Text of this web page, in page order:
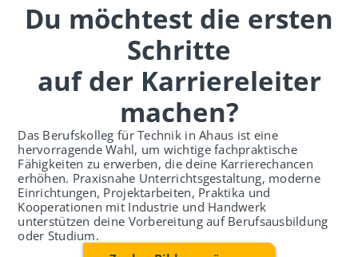
Du möchtest die ersten
Schritte
auf der Karriereleiter
machen?
Das Berufskolleg für Technik in Ahaus ist eine
hervorragende Wahl, um wichtige fachpraktische
Fähigkeiten zu erwerben, die deine Karrierechancen
erhöhen. Praxisnahe Unterrichtsgestaltung, moderne
Einrichtungen, Projektarbeiten, Praktika und
Kooperationen mit Industrie und Handwerk
unterstützen deine Vorbereitung auf Berufsausbildung
oder Studium.